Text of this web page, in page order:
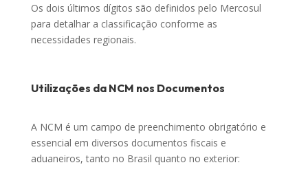
Os dois últimos dígitos são definidos pelo Mercosul
para detalhar a classificação conforme as
necessidades regionais.
Utilizações da NCM nos Documentos
A NCM é um campo de preenchimento obrigatório e
essencial em diversos documentos fiscais e
aduaneiros, tanto no Brasil quanto no exterior: